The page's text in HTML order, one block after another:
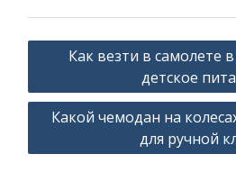
Навигация
записям
Как везти в самолете
детское
Какой чемодан на
для ручной